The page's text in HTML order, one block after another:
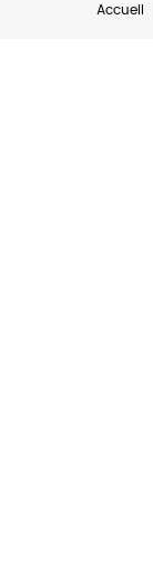
Accueil